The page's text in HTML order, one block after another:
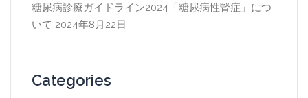
糖尿病診療ガイドライン2024「糖尿病性腎症」につ
いて 2024年8月22日
Categories